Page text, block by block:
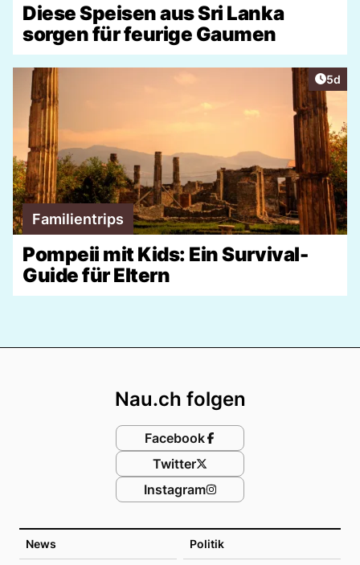
Diese Speisen aus Sri Lanka
sorgen für feurige Gaumen
5d
Familientrips
Pompeii mit Kids: Ein Survival-
Guide für Eltern
News Politik
Nau.ch folgen
Facebook
Twitter
Instagram